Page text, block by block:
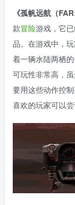
《孤帆远航（
款冒险游戏，它
品。在游戏中，
着一辆水陆两栖
可玩性非常高，
要用这些动作控
喜欢的玩家可以尝